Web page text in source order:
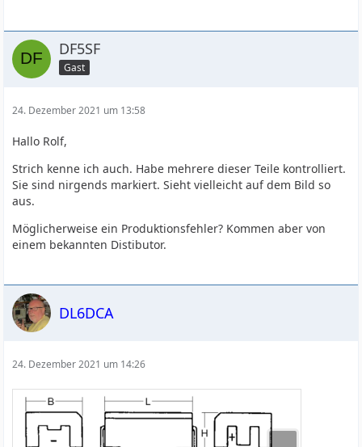
DF5SF
Gast
24. Dezember 2021 um 13:58
Hallo Rolf,
Strich kenne ich auch. Habe mehrere dieser Teile kontrolliert.
Sie sind nirgends markiert. Sieht vielleicht auf dem Bild so
aus.
Möglicherweise ein Produktionsfehler? Kommen aber von
einem bekannten Distibutor.
DL6DCA
24. Dezember 2021 um 14:26